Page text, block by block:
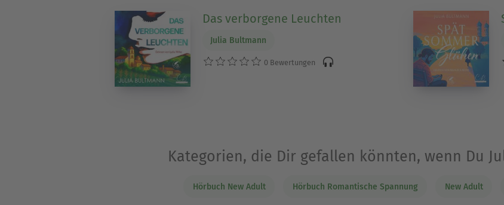
Das verborgene Leuchten
Julia Bultmann
0 Bewertungen
Kategorien, die Dir gefallen könnten, wenn Du
Hörbuch New Adult Hörbuch Romantische Spannung New Adult